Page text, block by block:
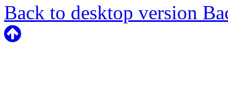
Back to desktop version